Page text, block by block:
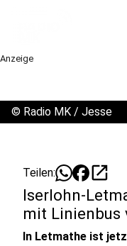
Anzeige
© Radio MK / Jesse
Teilen: open_in_new
Iserlohn-
mit Linienbus
In Letmathe ist